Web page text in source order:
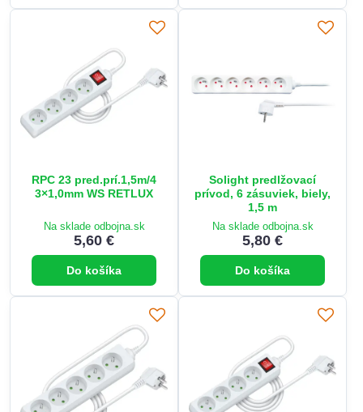
RPC 23 pred.prí.1,5m/4
3×1,0mm WS RETLUX
Na sklade odbojna.sk
5,60 €
Do košíka
Solight predlžovací
prívod, 6 zásuviek, biely,
1,5 m
Na sklade odbojna.sk
5,80 €
Do košíka